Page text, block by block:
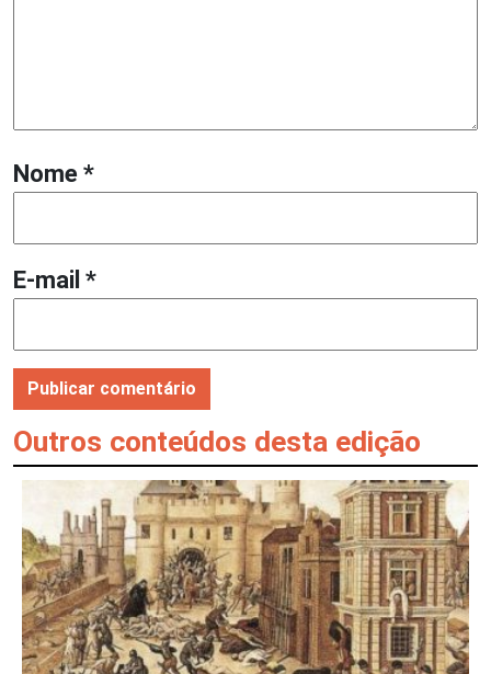
Nome *
E-mail *
Outros conteúdos desta edição